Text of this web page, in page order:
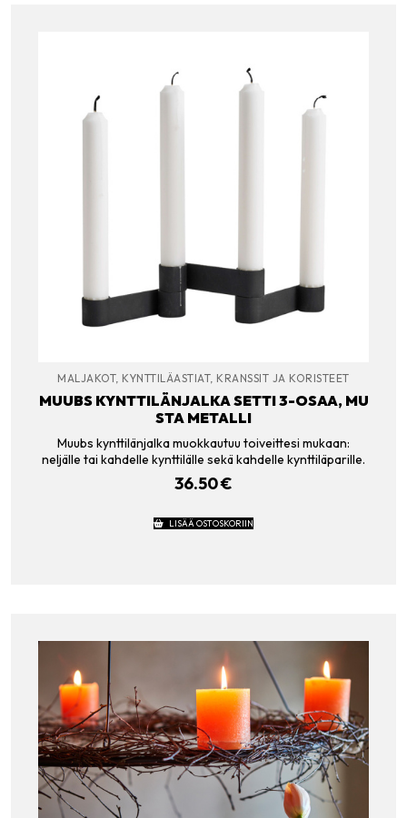
MALJAKOT, KYNTTILÄASTIAT, KRANSSIT JA KORISTEET
MUUBS KYNTTILÄNJALKA SETTI 3-OSAA, MU
STA METALLI
Muubs kynttilänjalka muokkautuu toiveittesi mukaan:
neljälle tai kahdelle kynttilälle sekä kahdelle kynttiläparille.
36.50€
LISÄÄ OSTOSKORIIN